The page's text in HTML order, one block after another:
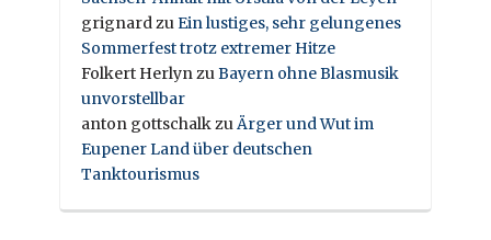
grignardzuEin lustiges, sehr gelungenes
Sommerfest trotz extremer Hitze
Folkert HerlynzuBayern ohne Blasmusik
unvorstellbar
anton gottschalkzuÄrger und Wut im
Eupener Land über deutschen
Tanktourismus